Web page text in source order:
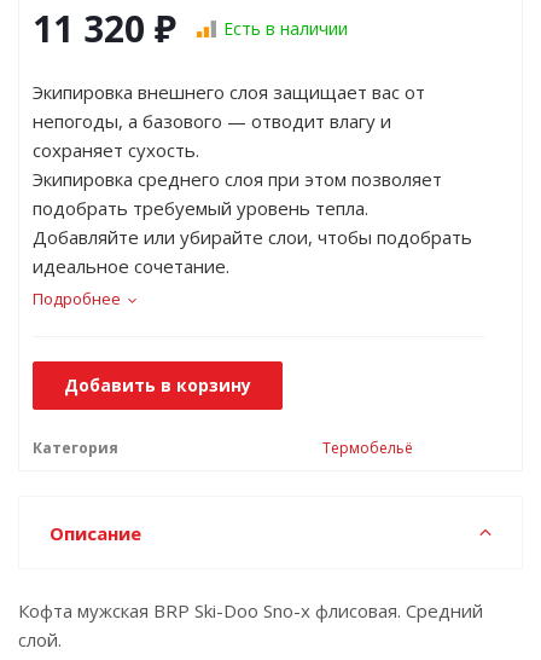
11 320 ₽ Есть в наличии
Экипировка внешнего слоя защищает вас от
непогоды, а базового — отводит влагу и
сохраняет сухость.
Экипировка среднего слоя при этом позволяет
подобрать требуемый уровень тепла.
Добавляйте или убирайте слои, чтобы подобрать
идеальное сочетание.
Подробнее
Добавить в корзину
Категория Термобельё
Описание
Кофта мужская BRP Ski-Doo Sno-x флисовая. Средний
слой.